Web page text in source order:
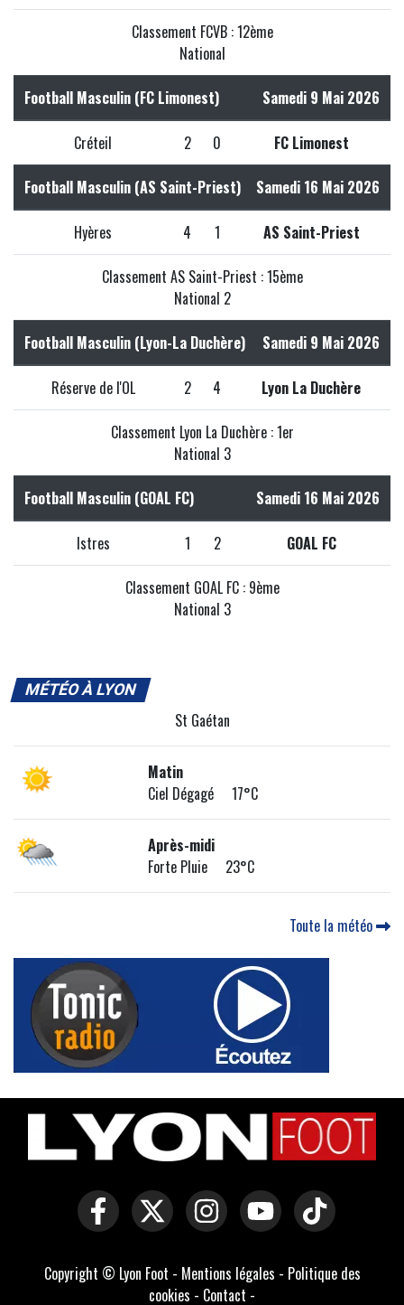
Classement FCVB : 12ème
National
Football Masculin (FC Limonest) Samedi 9 Mai 2026
Créteil 2 0 FC Limonest
Football Masculin (AS Saint-Priest) Samedi 16 Mai 2026
Hyères 4 1 AS Saint-Priest
Classement AS Saint-Priest : 15ème
National 2
Football Masculin (Lyon-La Duchère) Samedi 9 Mai 2026
Réserve de l'OL 2 4 Lyon La Duchère
Classement Lyon La Duchère : 1er
National 3
Football Masculin (GOAL FC) Samedi 16 Mai 2026
Istres 1 2 GOAL FC
Classement GOAL FC : 9ème
National 3
MÉTÉO À LYON
St Gaétan
Matin
Ciel Dégagé 17°C
Après-midi
Forte Pluie 23°C
Toute la météo
Copyright © Lyon Foot - Mentions légales - Politique des
cookies - Contact -